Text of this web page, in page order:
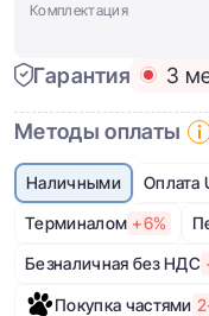
Комплектация
Гарантия 3
Методы оплаты
Наличными Оплата
Терминалом +6%
Безналичная без НДС
Покупка частями